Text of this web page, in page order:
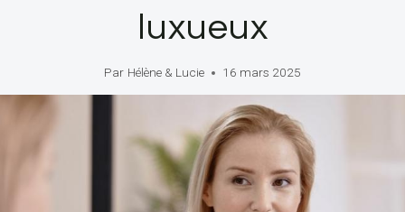
luxueux
Par Hélène & Lucie 16 mars 2025